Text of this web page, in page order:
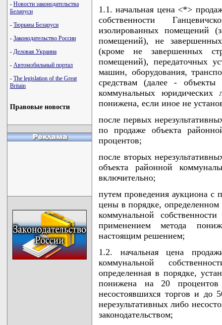
- Новости законодательства
Беларуси
- Тюрьмы Беларуси
- Законодательство России
- Деловая Украина
- Автомобильный портал
- The legislation of the Great
Britain
Правовые новости
1.1. начальная цена <*>
собственности
изолированных помещений
помещений), не завершенных
(кроме не завершенных
помещений), передаточных
машин, оборудования,
средствам (далее - объекты
коммунальных юридических
понижена, если иное не
после первых
по продаже объекта
процентов;
после вторых
объекта районной
включительно;
путем проведения аукциона с
цены в порядке,
коммунальной
применением метода
настоящим решением;
1.2. начальная цена
коммунальной
определенная в порядке,
понижена на 20 процентов
несостоявшихся торгов и до
нерезультативных либо
законодательством;